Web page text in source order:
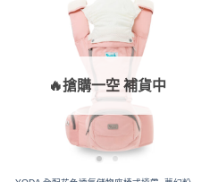
🔥搶購一空 補貨中